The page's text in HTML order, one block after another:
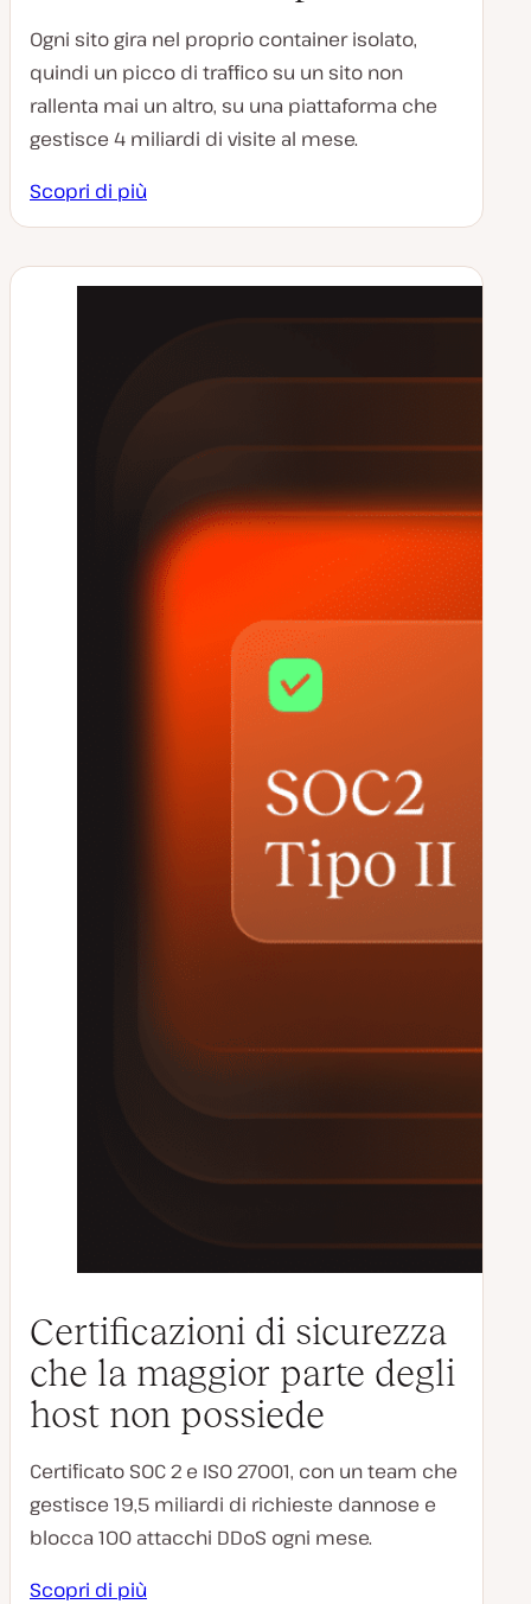
Ogni sito gira nel proprio container isolato,
quindi un picco di traffico su un sito non
rallenta mai un altro, su una piattaforma che
gestisce 4 miliardi di visite al mese.
Scopri di più
Certificazioni di sicurezza
che la maggior parte degli
host non possiede
Certificato SOC 2 e ISO 27001, con un team che
gestisce 19,5 miliardi di richieste dannose e
blocca 100 attacchi DDoS ogni mese.
Scopri di più